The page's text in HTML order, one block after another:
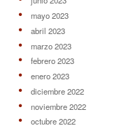
mayo 2023
abril 2023
marzo 2023
febrero 2023
enero 2023
diciembre 2022
noviembre 2022
octubre 2022